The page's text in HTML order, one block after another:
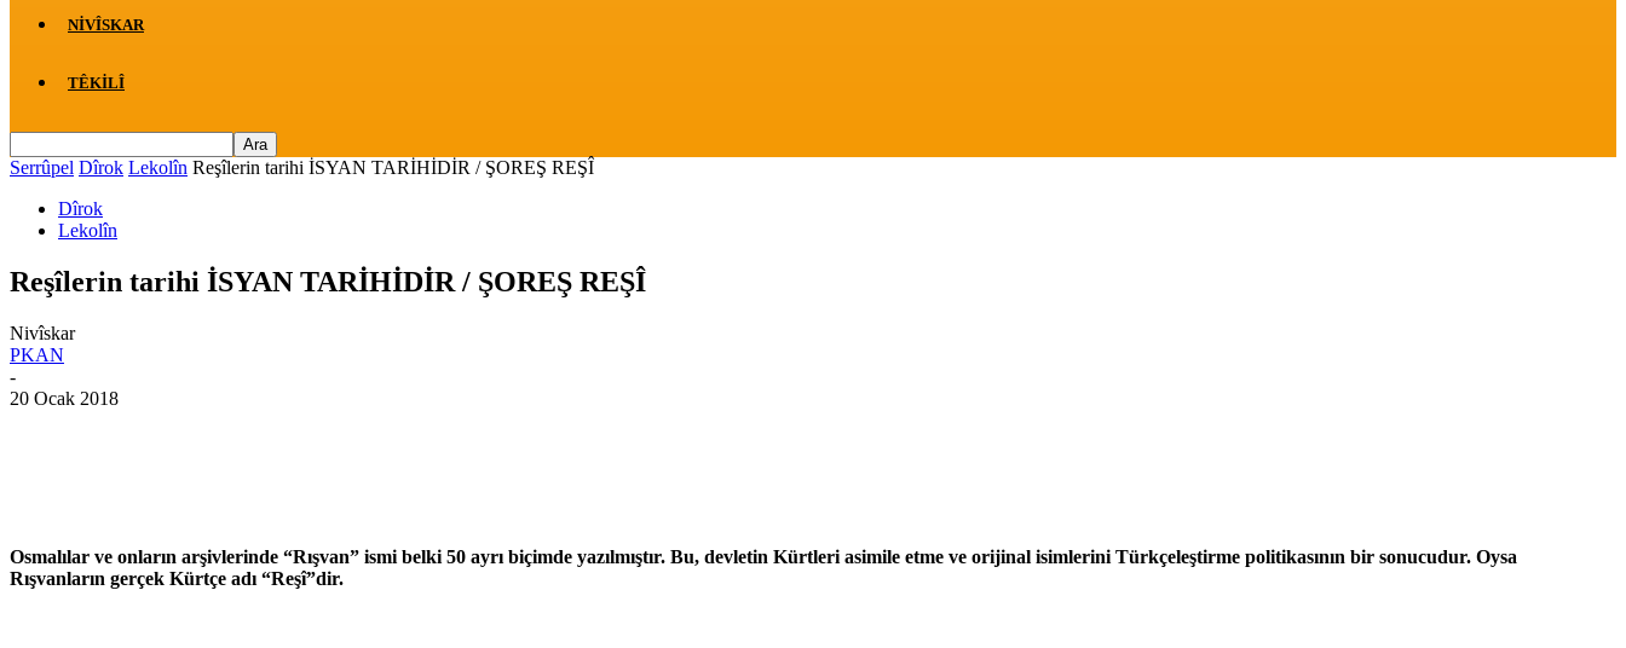
NIVÎSKAR
TÊKILÎ
Serrûpel Dîrok Lekolîn Reşîlerin tarihi İSYAN TARİHİDİR / ŞOREŞ REŞÎ
Dîrok
Lekolîn
Reşîlerin tarihi İSYAN TARİHİDİR / ŞOREŞ REŞÎ
Nivîskar
PKAN
-
20 Ocak 2018
Osmalılar ve onların arşivlerinde “Rışvan” ismi belki 50 ayrı biçimde yazılmıştır. Bu, devletin Kürtleri asimile etme ve orijinal isimlerini Türkçeleştirme politikasının bir sonucudur. Oysa
Rışvanların gerçek Kürtçe adı “Reşî”dir.